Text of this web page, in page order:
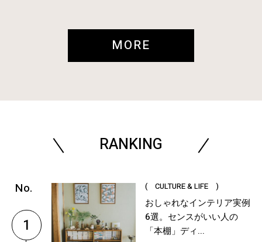
MORE
RANKING
1
( CULTURE & LIFE )
おしゃれなインテリア実例
6選。センスがいい人の
「本棚」ディ...